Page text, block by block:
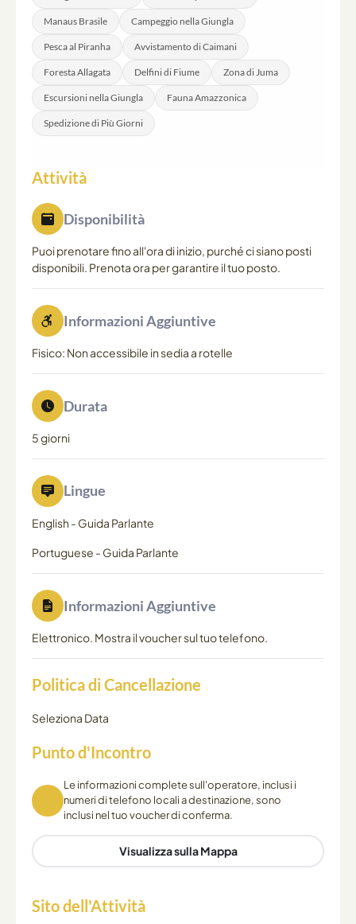
tropicale caldo e umido. Gli ospiti devono essere in
ragionevole forma fisica e pronti per l'attività fisica in
condizioni climatiche impegnative.
Manaus Brasile Campeggio nella Giungla
Pesca al Piranha Avvistamento di Caimani
Foresta Allagata Delfini di Fiume Zona di Juma
Escursioni nella Giungla Fauna Amazzonica
Spedizione di Più Giorni
Attività
Disponibilità
Puoi prenotare fino all'ora di inizio, purché ci siano posti
disponibili. Prenota ora per garantire il tuo posto.
Informazioni Aggiuntive
Fisico: Non accessibile in sedia a rotelle
Durata
5 giorni
Lingue
English - Guida Parlante
Portuguese - Guida Parlante
Informazioni Aggiuntive
Elettronico. Mostra il voucher sul tuo telefono.
Politica di Cancellazione
Seleziona Data
Punto d'Incontro
Le informazioni complete sull'operatore, inclusi i
numeri di telefono locali a destinazione, sono
inclusi nel tuo voucher di conferma.
Visualizza sulla Mappa
Sito dell'Attività